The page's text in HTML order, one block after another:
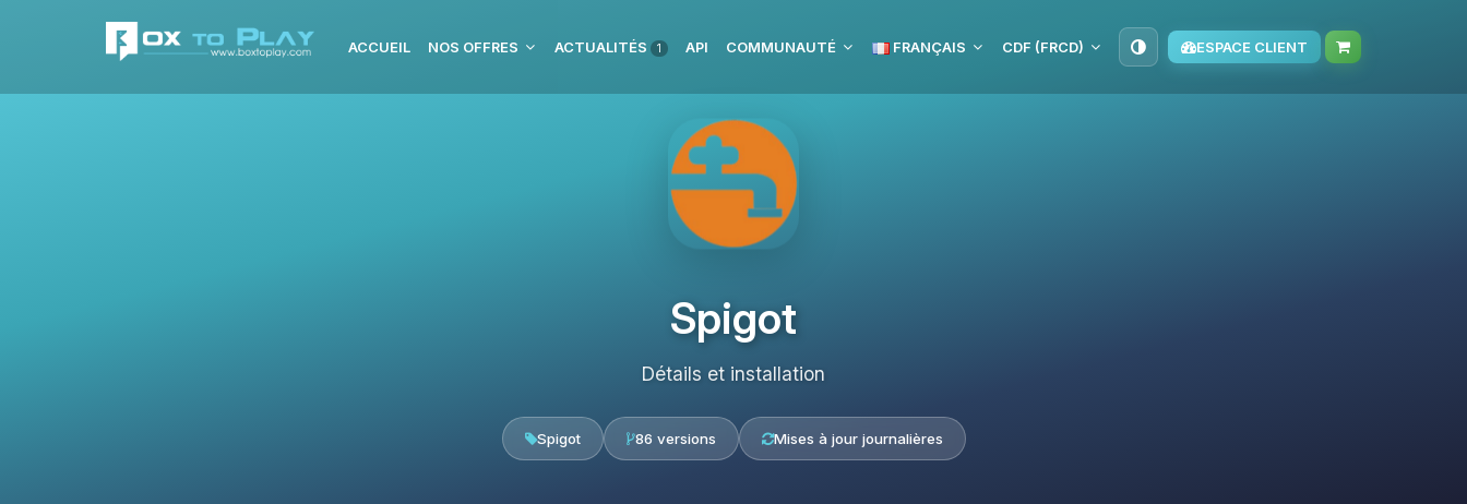
ACCUEIL NOS OFFRES ACTUALITÉS 1 API COMMUNAUTÉ FRANÇAIS CDF (FRCD) ESPACE CLIENT
Spigot
Détails et installation
Spigot 86 versions Mises à jour journalières